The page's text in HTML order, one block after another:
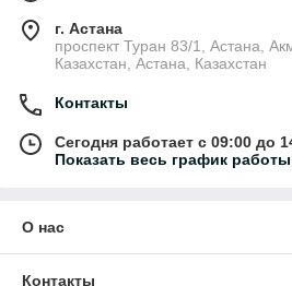
г. Астана
проспект Туран 83/1, Астана,
Казахстан, Астана, Казахстан
Контакты
Сегодня работает с 09:00 до
Показать весь график работы
О нас
Контакты